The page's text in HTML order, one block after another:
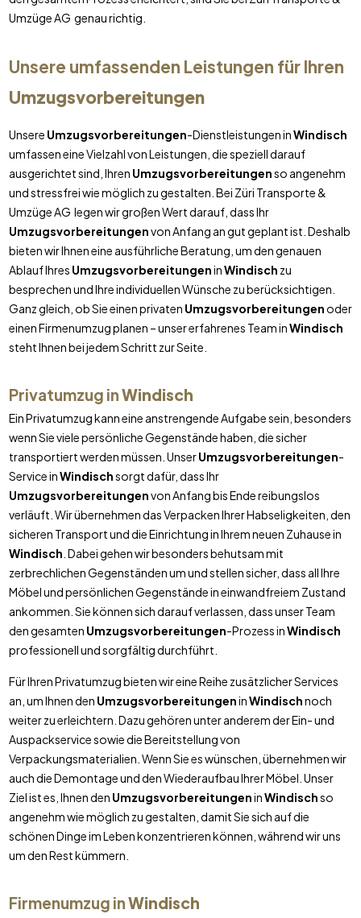
Umzüge AG genau richtig.
Unsere umfassenden Leistungen für Ihren
Umzugsvorbereitungen
Unsere Umzugsvorbereitungen-Dienstleistungen inWindisch
umfassen eine Vielzahl von Leistungen, die speziell darauf
ausgerichtet sind, Ihren Umzugsvorbereitungenso angenehm
und stressfrei wie möglich zu gestalten. Bei Züri Transporte &
Umzüge AG legen wir großen Wert darauf, dass Ihr
Umzugsvorbereitungenvon Anfang an gut geplant ist. Deshalb
bieten wir Ihnen eine ausführliche Beratung, um den genauen
Ablauf Ihres UmzugsvorbereitungeninWindisch zu
besprechen und Ihre individuellen Wünsche zu berücksichtigen.
Ganz gleich, ob Sie einen privaten Umzugsvorbereitungenoder
einen Firmenumzug planen – unser erfahrenes Team inWindisch
steht Ihnen bei jedem Schritt zur Seite.
Privatumzug inWindisch
Ein Privatumzug kann eine anstrengende Aufgabe sein, besonders
wenn Sie viele persönliche Gegenstände haben, die sicher
transportiert werden müssen. UnserUmzugsvorbereitungen-
Service inWindischsorgt dafür, dass Ihr
Umzugsvorbereitungenvon Anfang bis Ende reibungslos
verläuft. Wir übernehmen das Verpacken Ihrer Habseligkeiten, den
sicheren Transport und die Einrichtung in Ihrem neuen Zuhause in
Windisch . Dabei gehen wir besonders behutsam mit
zerbrechlichen Gegenständen um und stellen sicher, dass all Ihre
Möbel und persönlichen Gegenstände in einwandfreiem Zustand
ankommen. Sie können sich darauf verlassen, dass unser Team
den gesamten Umzugsvorbereitungen-Prozess inWindisch
professionell und sorgfältig durchführt.
Für Ihren Privatumzug bieten wir eine Reihe zusätzlicher Services
an, um Ihnen den UmzugsvorbereitungeninWindischnoch
weiter zu erleichtern. Dazu gehören unter anderem der Ein- und
Auspackservice sowie die Bereitstellung von
Verpackungsmaterialien. Wenn Sie es wünschen, übernehmen wir
auch die Demontage und den Wiederaufbau Ihrer Möbel. Unser
Ziel ist es, Ihnen den UmzugsvorbereitungeninWindischso
angenehm wie möglich zu gestalten, damit Sie sich auf die
schönen Dinge im Leben konzentrieren können, während wir uns
um den Rest kümmern.
Firmenumzug inWindisch